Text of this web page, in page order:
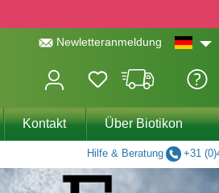
Newletteranmeldung
Kontakt Über Biotikon
Hilfe & Beratung +31